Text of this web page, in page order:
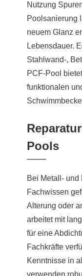
Nutzung
Poolsanierung
neuem Glanz
Lebensdauer.
Stahlwand-,
PCF-Pool
funktionalen
Pools
Bei Metall- und
Fachwissen
Alterung oder
arbeitet mit
für eine
Fachkräfte
Kenntnisse in
verwenden